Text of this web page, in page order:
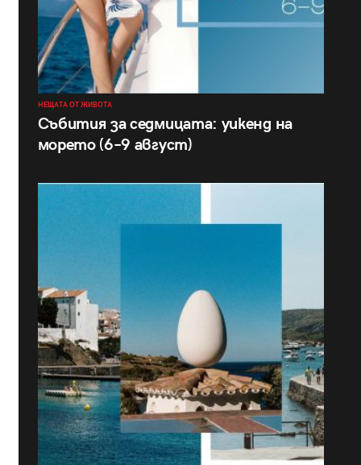
НЕЩАТА ОТ ЖИВОТА
Събития за седмицата: уикенд на
морето (6–9 август)